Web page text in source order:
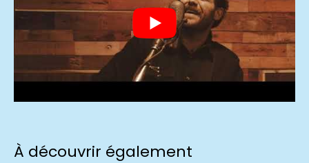
À découvrir également